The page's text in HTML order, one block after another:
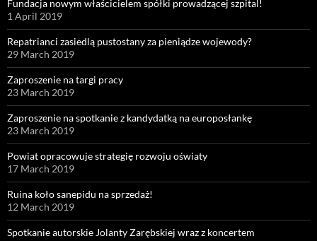
Fundacja nowym właścicielem spółki prowadzącej szpital!
1 April 2019
Repatrianci zasiedlą pustostany za pieniądze wojewody?
29 March 2019
Zaproszenie na targi pracy
23 March 2019
Zaproszenie na spotkanie z kandydatką na europosłankę
23 March 2019
Powiat opracowuje strategię rozwoju oświaty
17 March 2019
Ruina koło sanepidu na sprzedaż!
12 March 2019
Spotkanie autorskie Jolanty Zarębskiej wraz z koncertem